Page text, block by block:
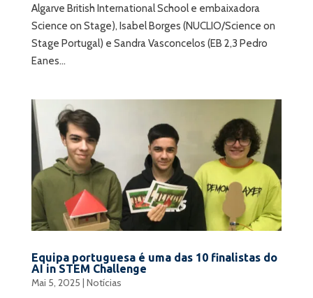
Algarve British International School e embaixadora
Science on Stage), Isabel Borges (NUCLIO/Science on
Stage Portugal) e Sandra Vasconcelos (EB 2,3 Pedro
Eanes...
Equipa portuguesa é uma das 10 finalistas do
AI in STEM Challenge
Mai 5, 2025 | Notícias